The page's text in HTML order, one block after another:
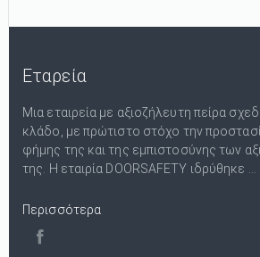
Εταρεία
Μια εταιρεία με αξιοζήλευτη πείρα
κλάδο, με πρώτιστο στόχο την
φήμης της και της εμπιστοσύνης των
της. Η εταιρία DOORSAFETY ιδρύθηκε ...
Περισσότερα